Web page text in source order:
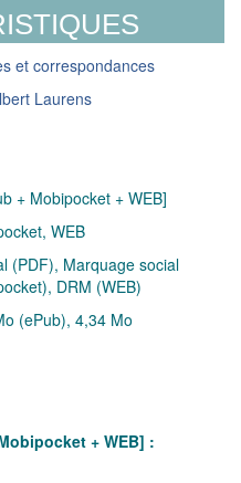
et correspondances
Laurens
+ Mobipocket + WEB]
WEB
(PDF), Marquage social
DRM (WEB)
(ePub), 4,34 Mo
+ WEB] :